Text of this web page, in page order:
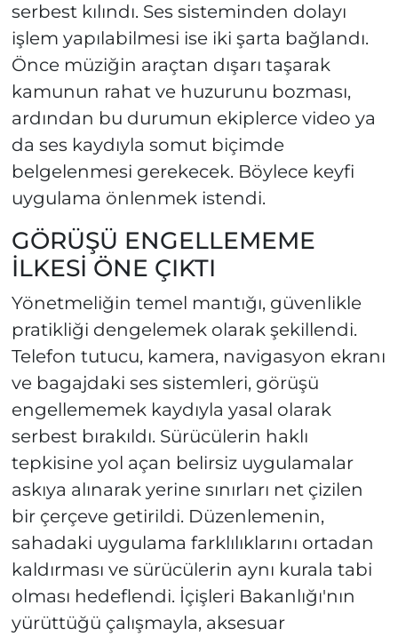
serbest kılındı. Ses sisteminden dolayı
işlem yapılabilmesi ise iki şarta bağlandı.
Önce müziğin araçtan dışarı taşarak
kamunun rahat ve huzurunu bozması,
ardından bu durumun ekiplerce video ya
da ses kaydıyla somut biçimde
belgelenmesi gerekecek. Böylece keyfi
uygulama önlenmek istendi.
GÖRÜŞÜ ENGELLEMEME
İLKESİ ÖNE ÇIKTI
Yönetmeliğin temel mantığı, güvenlikle
pratikliği dengelemek olarak şekillendi.
Telefon tutucu, kamera, navigasyon ekranı
ve bagajdaki ses sistemleri, görüşü
engellememek kaydıyla yasal olarak
serbest bırakıldı. Sürücülerin haklı
tepkisine yol açan belirsiz uygulamalar
askıya alınarak yerine sınırları net çizilen
bir çerçeve getirildi. Düzenlemenin,
sahadaki uygulama farklılıklarını ortadan
kaldırması ve sürücülerin aynı kurala tabi
olması hedeflendi. İçişleri Bakanlığı'nın
yürüttüğü çalışmayla, aksesuar